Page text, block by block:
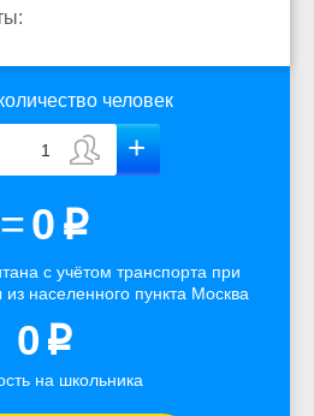
человек
=0 p
с учётом транспорта при
населенного пункта Москва
0 p
на школьника